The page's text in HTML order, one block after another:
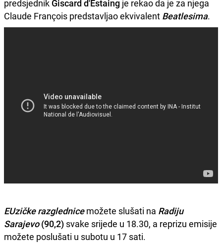
predsjednik Giscard d'Estaing je rekao da je za njega
Claude François predstavljao ekvivalent Beatlesima.
EUzičke razglednicemožete slušati na Radiju
Sarajevo (90,2) svake srijede u 18.30, a reprizu emisije
možete poslušati u subotu u 17 sati.